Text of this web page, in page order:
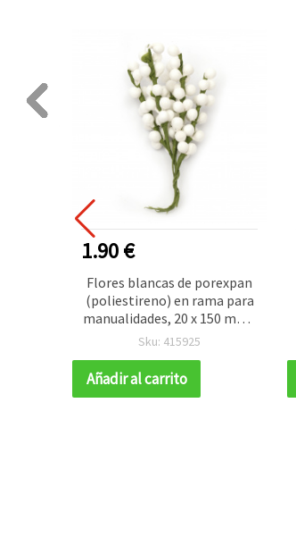
1.90 €
Flores blancas de porexpan
(poliestireno) en rama para
manualidades, 20 x 150 mm -
5 piezas
Sku: 415925
Añadir al carrito